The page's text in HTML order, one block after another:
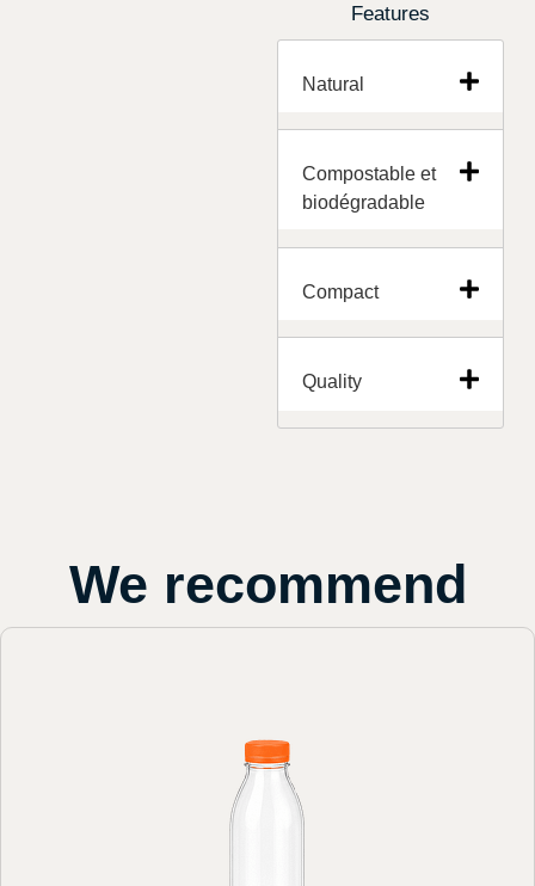
Features
Natural
Compostable et
biodégradable
Compact
Quality
We recommend